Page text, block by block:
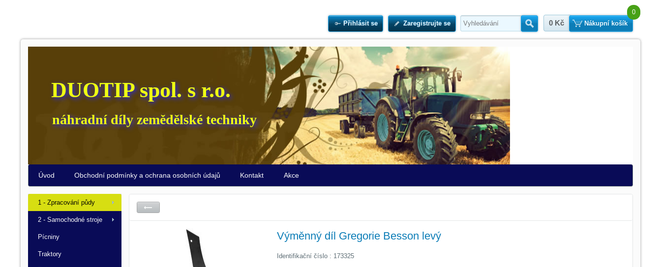
Přihlásit se Zaregistrujte se Hledat
0 Kč
0
Nákupní košík
DUOTIP spol. s r.o.
náhradní díly zemědělské techniky
Úvod Obchodní podmínky a ochrana osobních údajů Kontakt Akce
Výměnný díl Gregorie Besson levý
Identifikační číslo : 173325
1 - Zpracování půdy
2 - Samochodné stroje
Pícniny
Traktory